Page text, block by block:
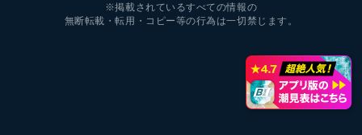
※掲載されているすべての情報の
無断転載・転用・コピー等の行為は一切禁じます。